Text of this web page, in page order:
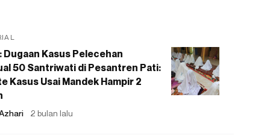
Dugaan Kasus Pelecehan
50 Santriwati di Pesantren Pati:
Kasus Usai Mandek Hampir 2
2 bulan lalu